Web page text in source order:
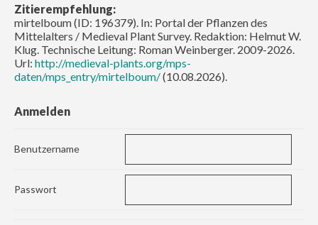
Zitierempfehlung:
mirtelboum (ID: 196379). In: Portal der Pflanzen des
Mittelalters / Medieval Plant Survey. Redaktion: Helmut W.
Klug. Technische Leitung: Roman Weinberger. 2009-2026.
Url: http://medieval-plants.org/mps-
daten/mps_entry/mirtelboum/(10.08.2026).
Anmelden
Benutzername
Passwort